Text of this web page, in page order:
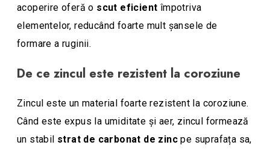
acoperire oferă o scut eficient împotriva
elementelor, reducând foarte mult șansele de
formare a ruginii.
De ce zincul este rezistent la coroziune
Zincul este un material foarte rezistent la coroziune.
Când este expus la umiditate și aer, zincul formează
un stabil strat de carbonat de zinc pe suprafața sa,